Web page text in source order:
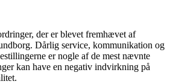
der er blevet fremhævet af
Dårlig service, kommunikation og
er nogle af de mest nævnte
kan have en negativ indvirkning på